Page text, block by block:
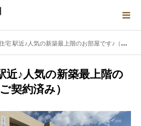
駅近♪人気の新築最上階のお部屋です♪（ご契約済み）
近♪人気の新築最上階の
契約済み）